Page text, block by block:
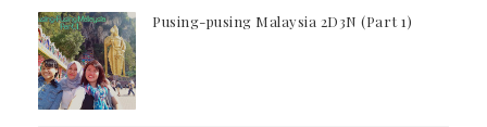
Pusing-pusing Malaysia 2D3N (Part 1)